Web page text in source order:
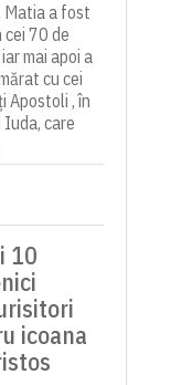
a fost
cei 70 de
mai apoi a
cu cei
Apostoli , în
care
10
icoana